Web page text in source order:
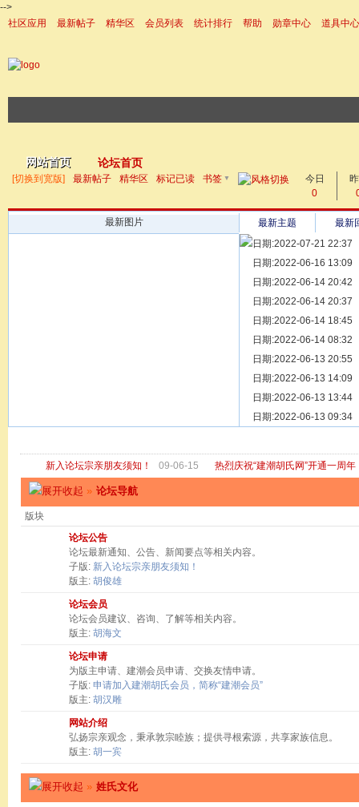
-->
社区应用
最新帖子 精华区 会员列表 统计排行 帮助 勋章中心
道具中心
网站首页 论坛首页
帖子
[切换到宽版] 最新帖子 精华区 标记已读 书签 ▼
今日
0
最新图片 最新主题
最新
日期:2022-07-21 22:37
[ 宗亲新闻 ] 同为宗亲，
日期:2022-06-16 13:09
[ 族谱知识 ] 漫话辈份
日期:2022-06-14 20:42
[ 族谱知识 ] 修族谱的用
日期:2022-06-14 20:37
[ 族谱知识 ] 一元等于多
日期:2022-06-14 18:45
[ 散文随笔 ] 写给远在天
日期:2022-06-14 08:32
[ 宗亲新闻 ] 关于“金鸡落
日期:2022-06-13 20:55
[ 庙堂宗祠 ] 洽礼祖祠
日期:2022-06-13 14:09
[ 庙堂宗祠 ] 京华胡氏二
日期:2022-06-13 13:44
[ 庙堂宗祠 ] 祖祠、家庙
日期:2022-06-13 09:34
新入论坛宗亲朋友须知！ 09-06-15 热烈庆祝“建潮胡氏网”开通一周年
» 论坛导航
版块
论坛公告
论坛最新通知、公告、新闻要点等相关内容。
子版: 新入论坛宗亲朋友须知！
版主: 胡俊雄
论坛会员
论坛会员建议、咨询、了解等相关内容。
版主: 胡海文
论坛申请
为版主申请、建潮会员申请、交换友情申请。
子版: 申请加入建潮胡氏会员，简称“建潮会员”
版主: 胡汉雕
网站介绍
弘扬宗亲观念，秉承敦宗睦族；提供寻根索源，共享家族信息。
版主: 胡一宾
» 姓氏文化